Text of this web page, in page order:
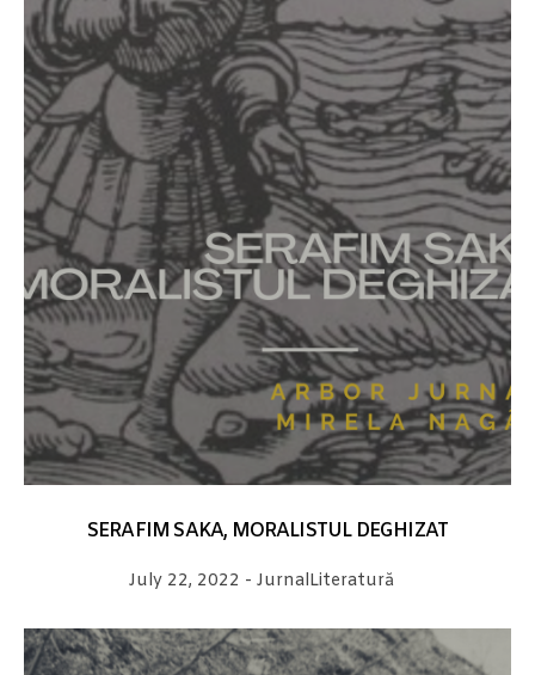
SERAFIM SAKA, MORALISTUL DEGHIZAT
July 22, 2022 - JurnalLiteratură